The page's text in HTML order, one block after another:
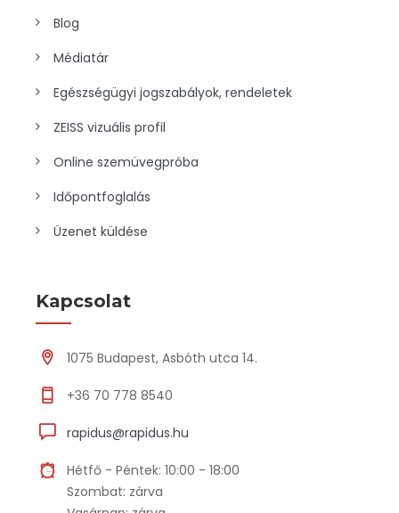
Blog
Médiatár
Egészségügyi jogszabályok, rendeletek
ZEISS vizuális profil
Online szemüvegpróba
Időpontfoglalás
Üzenet küldése
Kapcsolat
1075 Budapest, Asbóth utca 14.
+36 70 778 8540
rapidus@rapidus.hu
Hétfő - Péntek: 10:00 - 18:00
Szombat: zárva
Vasárnap: zárva